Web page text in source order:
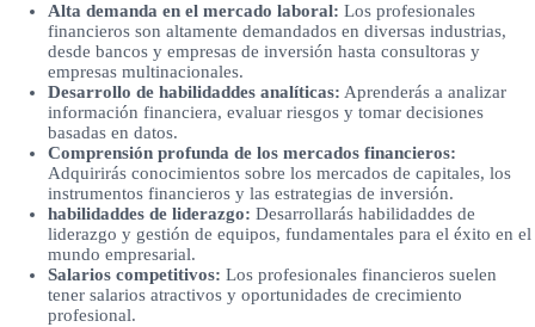
Alta demanda en el mercado laboral: Los profesionales
financieros son altamente demandados en diversas industrias,
desde bancos y empresas de inversión hasta consultoras y
empresas multinacionales.
Desarrollo de habilidaddes analíticas: Aprenderás a analizar
información financiera, evaluar riesgos y tomar decisiones
basadas en datos.
Comprensión profunda de los mercados financieros:
Adquirirás conocimientos sobre los mercados de capitales, los
instrumentos financieros y las estrategias de inversión.
habilidaddes de liderazgo: Desarrollarás habilidaddes de
liderazgo y gestión de equipos, fundamentales para el éxito en el
mundo empresarial.
Salarios competitivos: Los profesionales financieros suelen
tener salarios atractivos y oportunidades de crecimiento
profesional.